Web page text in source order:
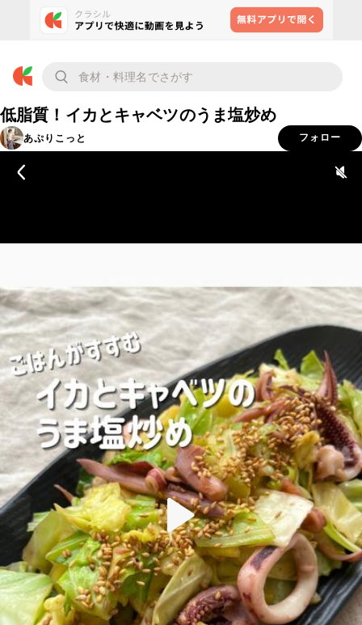
低脂質！イカとキャベツのうま塩炒め
あぷりこっと フォロー